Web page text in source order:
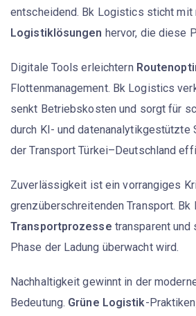
entscheidend. Bk Logistics sticht mit
Logistiklösungen hervor, die diese
Digitale Tools erleichtern
Flottenmanagement. Bk Logistics
senkt Betriebskosten und sorgt für
durch KI- und datenanalytikgestützte
der Transport Türkei–Deutschland
Zuverlässigkeit ist ein vorrangiges
grenzüberschreitenden Transport.
Transportprozesse transparent und
Phase der Ladung überwacht wird.
Nachhaltigkeit gewinnt in der
Bedeutung. Grüne Logistik-